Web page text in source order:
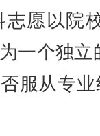
愿以院
一个独
服从专